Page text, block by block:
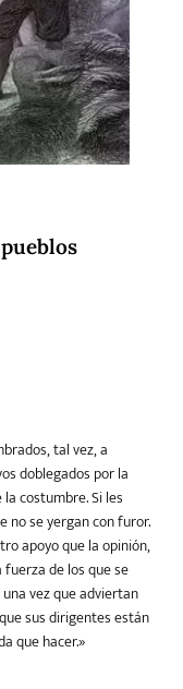
Poesía
Sin categorizar
Young Adult
tal vez, a
doblegados por la
costumbre. Si les
no se yergan con furor.
apoyo que la opinión,
de los que se
vez que adviertan
sus dirigentes están
que hacer.»